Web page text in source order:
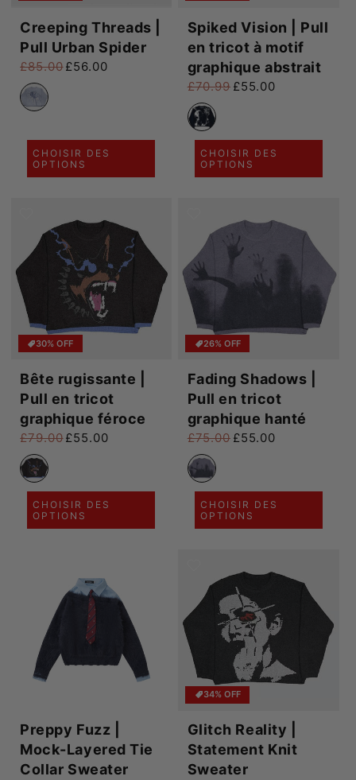
Creeping Threads |
Pull Urban Spider
Prix habituel
£85.00
Prix promotionnel
£56.00
CHOISIR DES
OPTIONS
Spiked Vision | Pull
en tricot à motif
graphique abstrait
Prix habituel
£70.99
Prix promotionnel
£55.00
CHOISIR DES
OPTIONS
30% OFF
Bête rugissante |
Pull en tricot
graphique féroce
Prix habituel
£79.00
Prix promotionnel
£55.00
CHOISIR DES
OPTIONS
26% OFF
Fading Shadows |
Pull en tricot
graphique hanté
Prix habituel
£75.00
Prix promotionnel
£55.00
CHOISIR DES
OPTIONS
Preppy Fuzz |
Mock-Layered Tie
Collar Sweater
34% OFF
Glitch Reality |
Statement Knit
Sweater